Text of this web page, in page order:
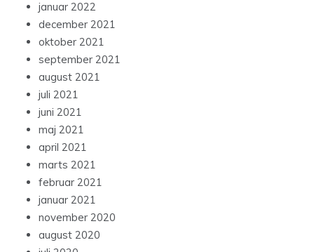
januar 2022
december 2021
oktober 2021
september 2021
august 2021
juli 2021
juni 2021
maj 2021
april 2021
marts 2021
februar 2021
januar 2021
november 2020
august 2020